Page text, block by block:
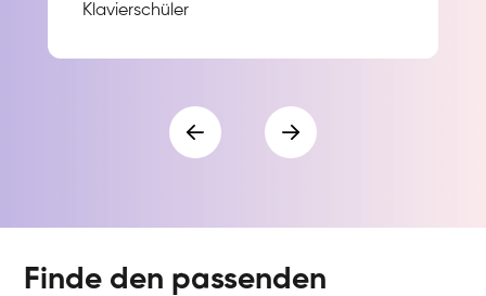
Klavierschüler
Finde den passenden